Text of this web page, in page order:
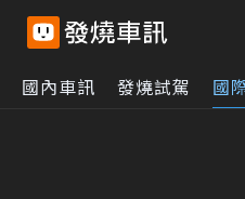
國內車訊 發燒試駕 國